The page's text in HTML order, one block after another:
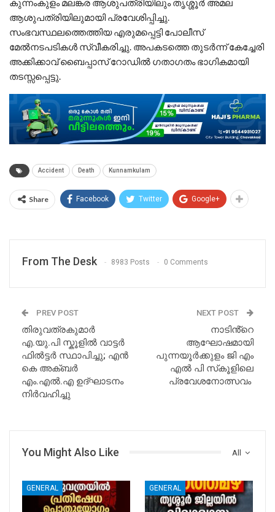
കുന്നംകുളം മലങ്കര ആശുപത്രിയിലും തൃശ്ശൂർ അമല
ആശുപത്രിയിലുമായി പ്രവേശിപ്പിച്ചു.​
സംഭവസ്ഥലത്തെത്തിയ എരുമപ്പെട്ടി പോലീസ്
മേൽനടപടികൾ സ്വീകരിച്ചു. അപകടത്തെ തുടർന്ന് കേച്ചേരി
അക്കിക്കാവ് ബൈപ്പാസ് റോഡിൽ ഗതാഗതം ഭാഗികമായി
തടസ്സപ്പെട്ടു.
Accident Death Kunnamkulam
Share Facebook Twitter Google+
From The Desk 8983 Posts 0 Comments
PREV POST
തിരുവത്രകുമാർ
എ.യു.പി സ്കൂളിൽ വാട്ടർ
ഫിൽട്ടർ സ്ഥാപിച്ചു; എൻ
കെ അക്ബർ
എം.എൽ.എ ഉദ്ഘാടനം
നിർവഹിച്ചു
NEXT POST
നാടിൻ്റെ
ആഘോഷമായി
പുന്നയൂർക്കുളം ജി എം
എൽ പി സ്‌കൂളിലെ
പ്രവേശനോത്സവം
All
You Might Also Like
GENERAL GENERAL